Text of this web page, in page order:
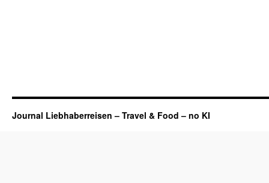
Journal Liebhaberreisen – Travel & Food – no KI